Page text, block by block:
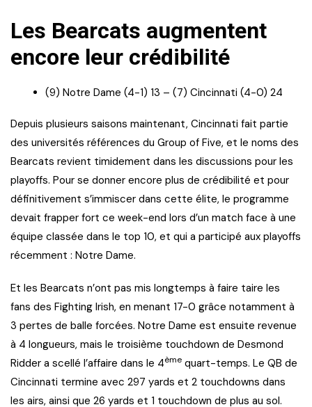
Les Bearcats augmentent
encore leur crédibilité
(9) Notre Dame (4-1) 13 – (7) Cincinnati (4-0) 24
Depuis plusieurs saisons maintenant, Cincinnati fait partie
des universités références du Group of Five, et le noms des
Bearcats revient timidement dans les discussions pour les
playoffs. Pour se donner encore plus de crédibilité et pour
définitivement s’immiscer dans cette élite, le programme
devait frapper fort ce week-end lors d’un match face à une
équipe classée dans le top 10, et qui a participé aux playoffs
récemment : Notre Dame.
Et les Bearcats n’ont pas mis longtemps à faire taire les
fans des Fighting Irish, en menant 17-0 grâce notamment à
3 pertes de balle forcées. Notre Dame est ensuite revenue
à 4 longueurs, mais le troisième touchdown de Desmond
Ridder a scellé l’affaire dans le 4ème quart-temps. Le QB de
Cincinnati termine avec 297 yards et 2 touchdowns dans
les airs, ainsi que 26 yards et 1 touchdown de plus au sol.